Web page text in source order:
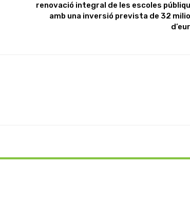
renovació integral de les escoles
amb una inversió prevista de 32